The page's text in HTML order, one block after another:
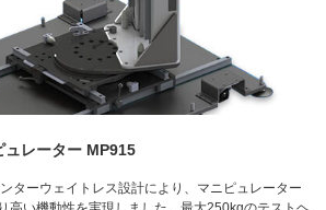
ュレーター MP915
ターウェイトレス設計により、マニピュレーター